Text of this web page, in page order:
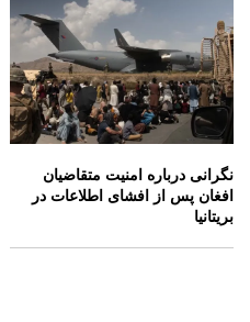
نگرانی درباره امنیت متقاضیان
افغان پس از افشای اطلاعات در
بریتانیا